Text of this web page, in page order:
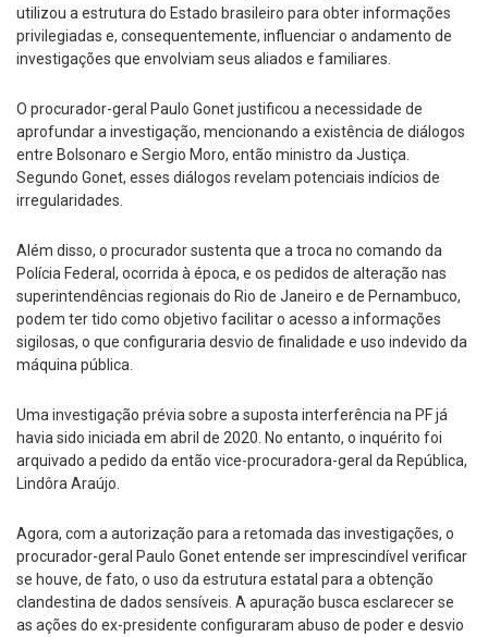
utilizou a estrutura do Estado brasileiro para obter informações
privilegiadas e, consequentemente, influenciar o andamento de
investigações que envolviam seus aliados e familiares.
O procurador-geral Paulo Gonet justificou a necessidade de
aprofundar a investigação, mencionando a existência de diálogos
entre Bolsonaro e Sergio Moro, então ministro da Justiça.
Segundo Gonet, esses diálogos revelam potenciais indícios de
irregularidades.
Além disso, o procurador sustenta que a troca no comando da
Polícia Federal, ocorrida à época, e os pedidos de alteração nas
superintendências regionais do Rio de Janeiro e de Pernambuco,
podem ter tido como objetivo facilitar o acesso a informações
sigilosas, o que configuraria desvio de finalidade e uso indevido da
máquina pública.
Uma investigação prévia sobre a suposta interferência na PF já
havia sido iniciada em abril de 2020. No entanto, o inquérito foi
arquivado a pedido da então vice-procuradora-geral da República,
Lindôra Araújo.
Agora, com a autorização para a retomada das investigações, o
procurador-geral Paulo Gonet entende ser imprescindível verificar
se houve, de fato, o uso da estrutura estatal para a obtenção
clandestina de dados sensíveis. A apuração busca esclarecer se
as ações do ex-presidente configuraram abuso de poder e desvio